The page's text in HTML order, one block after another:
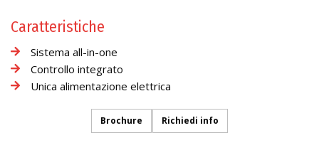
Caratteristiche
Sistema all-in-one
Controllo integrato
Unica alimentazione elettrica
Brochure Richiedi info